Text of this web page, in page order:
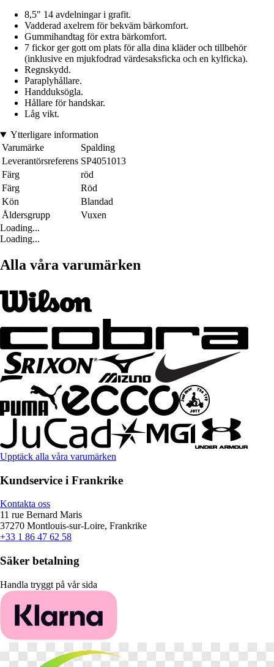
8,5" 14 avdelningar i grafit.
Vadderad axelrem för bekväm bärkomfort.
Gummihandtag för extra bärkomfort.
7 fickor ger gott om plats för alla dina kläder och tillbehör
(inklusive en mjukfodrad värdesaksficka och en kylficka).
Regnskydd.
Paraplyhållare.
Handduksögla.
Hållare för handskar.
Låg vikt.
Ytterligare information
Varumärke
Spalding
Leverantörsreferens SP4051013
Färg
röd
Färg
Röd
Kön
Blandad
Åldersgrupp
Vuxen
Loading...
Loading...
Alla våra varumärken
Upptäck alla våra varumärken
Kundservice i Frankrike
Kontakta oss
11 rue Bernard Maris
37270 Montlouis-sur-Loire, Frankrike
+33 1 86 47 62 58
Säker betalning
Handla tryggt på vår sida